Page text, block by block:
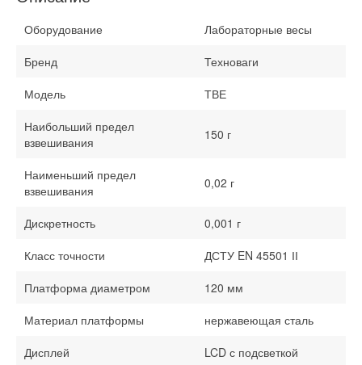
Оборудование
Лабораторные весы
Бренд
Техноваги
Модель
ТВЕ
Наибольший предел
взвешивания
150 г
Наименьший предел
взвешивания
0,02 г
Дискретность
0,001 г
Класс точности
ДСТУ EN 45501 ІІ
Платформа диаметром
120 мм
Материал платформы
нержавеющая сталь
Дисплей
LCD с подсветкой